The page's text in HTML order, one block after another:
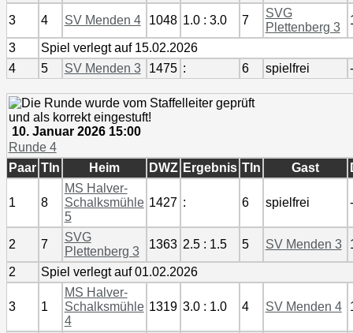
3 4 SV Menden 4 1048 1.0 : 3.0 7
SVG
Plettenberg 3
3
Spiel verlegt auf 15.02.2026
4
5 SV Menden 3 1475 : 6 spielfrei -
10. Januar 2026 15:00
Runde 4
Paar Tln Heim DWZ Ergebnis Tln Gast
1 8
MS Halver-
Schalksmühle
5
1427 : 6 spielfrei -
2 7
SVG
Plettenberg 3
1363 2.5 : 1.5 5 SV Menden 3
2 Spiel verlegt auf 01.02.2026
3 1
MS Halver-
Schalksmühle
4
1319 3.0 : 1.0 4 SV Menden 4